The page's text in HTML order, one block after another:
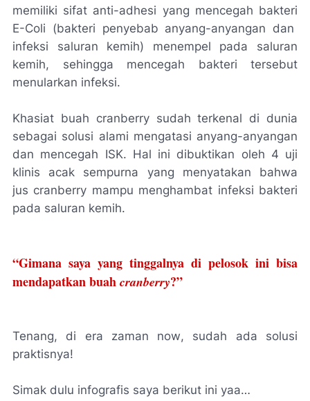
memiliki sifat anti-adhesi yang mencegah bakteri
E-Coli (bakteri penyebab anyang-anyangan dan
infeksi saluran kemih) menempel pada saluran
kemih, sehingga mencegah bakteri tersebut
menularkan infeksi.
Khasiat buah cranberry sudah terkenal di dunia
sebagai solusi alami mengatasi anyang-anyangan
dan mencegah ISK. Hal ini dibuktikan oleh 4 uji
klinis acak sempurna yang menyatakan bahwa
jus cranberry mampu menghambat infeksi bakteri
pada saluran kemih.
“Gimana saya yang tinggalnya di pelosok ini bisa
mendapatkan buah cranberry?”
Tenang, di era zaman now, sudah ada solusi
praktisnya!
Simak dulu infografis saya berikut ini yaa…